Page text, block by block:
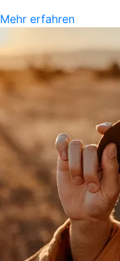
Mehr erfahren